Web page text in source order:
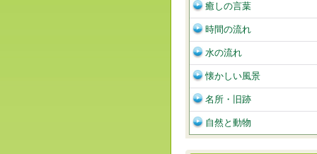
癒しの言葉
時間の流れ
水の流れ
懐かしい風景
名所・旧跡
自然と動物